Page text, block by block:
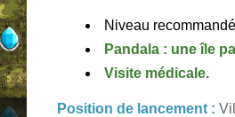
Niveau
Pandala : une île
Visite médicale.
Position de lancement :